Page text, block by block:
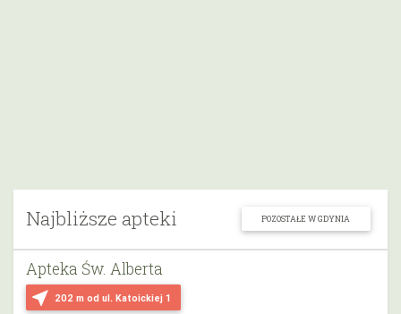
Najbliższe apteki POZOSTAŁE W GDYNIA
near_me 202 m od ul. Katoickiej 1
Apteka Św. Alberta